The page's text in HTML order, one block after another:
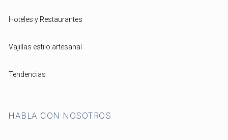
Hoteles y Restaurantes
Vajillas estilo artesanal
Tendencias
HABLA CON NOSOTROS